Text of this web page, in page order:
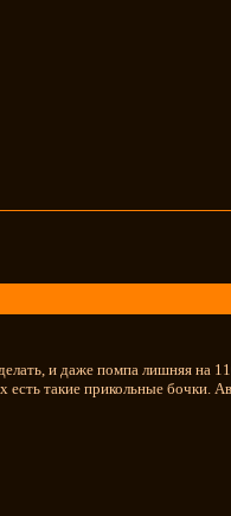
и даже помпа лишняя на
есть такие прикольные бочки.